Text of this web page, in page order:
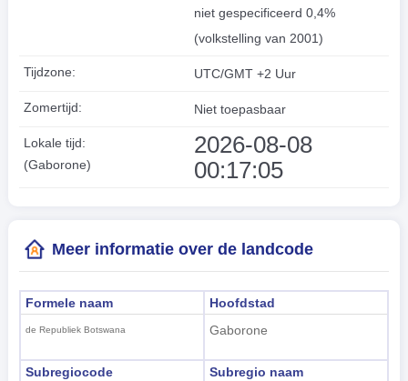
niet gespecificeerd 0,4%
(volkstelling van 2001)
Tijdzone: UTC/GMT +2 Uur
Zomertijd: Niet toepasbaar
Lokale tijd:
(Gaborone)
2026-08-08
00:17:06
Meer informatie over de landcode
Formele naam
de Republiek Botswana
Hoofdstad
Gaborone
Subregiocode
Subregio naam